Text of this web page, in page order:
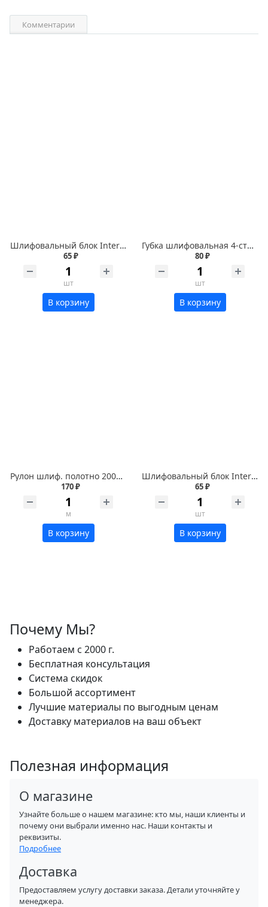
Комментарии
Шлифовальный блок Interflex 98х69х25мм 4-х сторонний Р100
65 ₽
шт
В корзину
Губка шлифовальная 4-сторонняя Р150 БИБЕР
80 ₽
шт
В корзину
Рулон шлиф. полотно 200мм/25м Р180 э. корунд бордовый
170 ₽
м
В корзину
Шлифовальный блок Interflex 98х69х25мм 4-х сторонний Р220
65 ₽
шт
В корзину
Почему Мы?
Работаем с 2000 г.
Бесплатная консультация
Система скидок
Большой ассортимент
Лучшие материалы по выгодным ценам
Доставку материалов на ваш объект
Полезная информация
О магазине
Узнайте больше о нашем магазине: кто мы, наши клиенты и
почему они выбрали именно нас. Наши контакты и
реквизиты.
Подробнее
Доставка
Предоставляем услугу доставки заказа. Детали уточняйте у
менеджера.